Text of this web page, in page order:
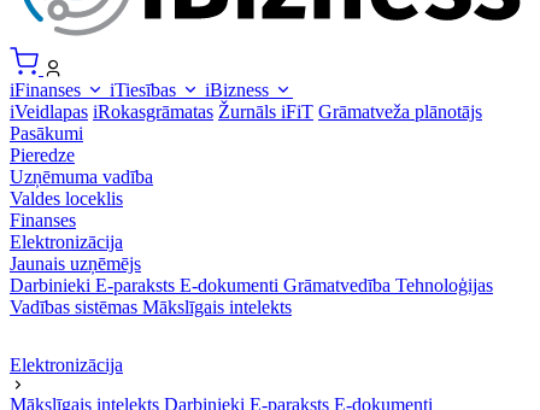
iFinanses iTiesības
iBizness
iVeidlapas iRokasgrāmatas Žurnāls iFiT Grāmatveža plānotājs
Pasākumi
Pieredze
Uzņēmuma vadība
Valdes loceklis
Finanses
Elektronizācija
Jaunais uzņēmējs
Darbinieki E-paraksts E-dokumenti Grāmatvedība Tehnoloģijas
Vadības sistēmas Mākslīgais intelekts
Elektronizācija
Mākslīgais intelekts Darbinieki E-paraksts E-dokumenti